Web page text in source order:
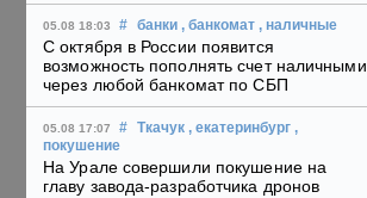
05.08 18:03 # банки , банкомат , наличные
С октября в России появится
возможность пополнять счет наличными
через любой банкомат по СБП
05.08 17:07 # Ткачук , екатеринбург ,
покушение
На Урале совершили покушение на
главу завода-разработчика дронов